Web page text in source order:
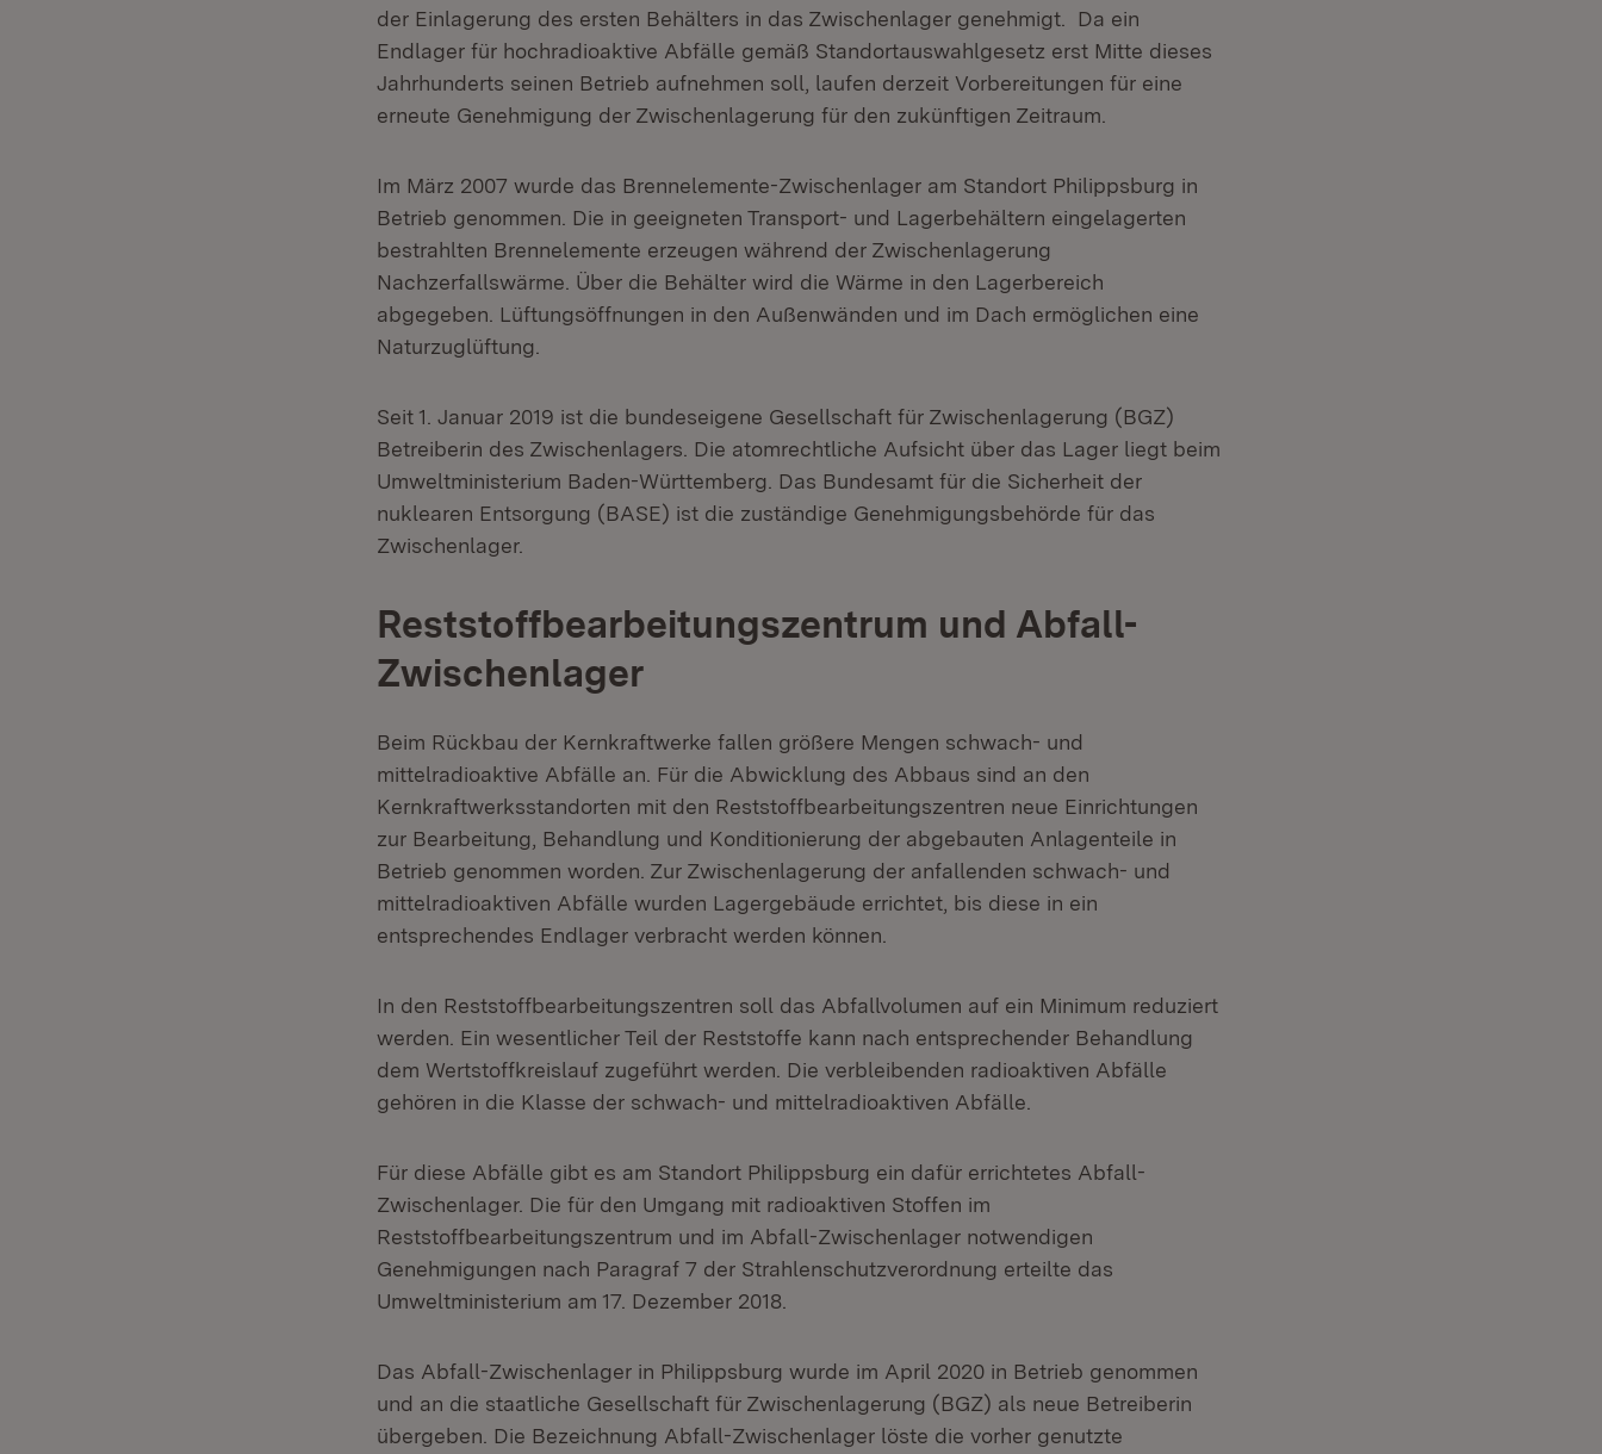
der Einlagerung des ersten Behälters in das Zwischenlager genehmigt. Da ein
Endlager für hochradioaktive Abfälle gemäß Standortauswahlgesetz erst Mitte dieses
Jahrhunderts seinen Betrieb aufnehmen soll, laufen derzeit Vorbereitungen für eine
erneute Genehmigung der Zwischenlagerung für den zukünftigen Zeitraum.
Im März 2007 wurde das Brennelemente-Zwischenlager am Standort Philippsburg in
Betrieb genommen. Die in geeigneten Transport- und Lagerbehältern eingelagerten
bestrahlten Brennelemente erzeugen während der Zwischenlagerung
Nachzerfallswärme. Über die Behälter wird die Wärme in den Lagerbereich
abgegeben. Lüftungsöffnungen in den Außenwänden und im Dach ermöglichen eine
Naturzuglüftung.
Seit 1. Januar 2019 ist die bundeseigene Gesellschaft für Zwischenlagerung (BGZ)
Betreiberin des Zwischenlagers. Die atomrechtliche Aufsicht über das Lager liegt beim
Umweltministerium Baden-Württemberg. Das Bundesamt für die Sicherheit der
nuklearen Entsorgung (BASE) ist die zuständige Genehmigungsbehörde für das
Zwischenlager.
Reststoffbearbeitungszentrum und Abfall-
Zwischenlager
Beim Rückbau der Kernkraftwerke fallen größere Mengen schwach- und
mittelradioaktive Abfälle an. Für die Abwicklung des Abbaus sind an den
Kernkraftwerksstandorten mit den Reststoffbearbeitungszentren neue Einrichtungen
zur Bearbeitung, Behandlung und Konditionierung der abgebauten Anlagenteile in
Betrieb genommen worden. Zur Zwischenlagerung der anfallenden schwach- und
mittelradioaktiven Abfälle wurden Lagergebäude errichtet, bis diese in ein
entsprechendes Endlager verbracht werden können.
In den Reststoffbearbeitungszentren soll das Abfallvolumen auf ein Minimum reduziert
werden. Ein wesentlicher Teil der Reststoffe kann nach entsprechender Behandlung
dem Wertstoffkreislauf zugeführt werden. Die verbleibenden radioaktiven Abfälle
gehören in die Klasse der schwach- und mittelradioaktiven Abfälle.
Für diese Abfälle gibt es am Standort Philippsburg ein dafür errichtetes Abfall-
Zwischenlager. Die für den Umgang mit radioaktiven Stoffen im
Reststoffbearbeitungszentrum und im Abfall-Zwischenlager notwendigen
Genehmigungen nach Paragraf 7 der Strahlenschutzverordnung erteilte das
Umweltministerium am 17. Dezember 2018.
Das Abfall-Zwischenlager in Philippsburg wurde im April 2020 in Betrieb genommen
und an die staatliche Gesellschaft für Zwischenlagerung (BGZ) als neue Betreiberin
übergeben. Die Bezeichnung Abfall-Zwischenlager löste die vorher genutzte